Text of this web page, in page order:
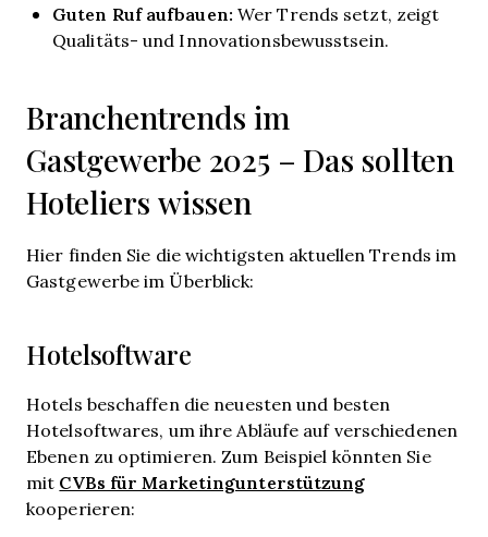
Guten Ruf aufbauen: Wer Trends setzt, zeigt
Qualitäts- und Innovationsbewusstsein.
Branchentrends im
Gastgewerbe 2025 – Das sollten
Hoteliers wissen
Hier finden Sie die wichtigsten aktuellen Trends im
Gastgewerbe im Überblick:
Hotelsoftware
Hotels beschaffen die neuesten und besten
Hotelsoftwares, um ihre Abläufe auf verschiedenen
Ebenen zu optimieren. Zum Beispiel könnten Sie
mit CVBs für Marketingunterstützung
kooperieren: